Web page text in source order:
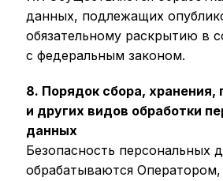
данных, подлежащих
обязательному раскрытию в
с федеральным законом.
8. Порядок сбора, хранения,
и других видов обработки
данных
Безопасность персональных
обрабатываются Оператором,